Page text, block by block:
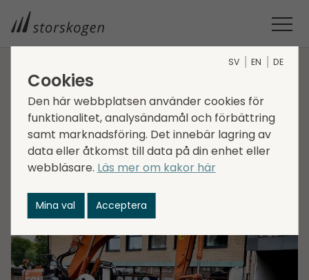
STORSKOGEN
STORSKOGEN FÖRVÄRVAR FON ANLEGG
Storskogen förvärvar
Fon Anlegg
2021-11-03
Transactions, Services
SV EN DE
Cookies
Den här webbplatsen använder cookies för
funktionalitet, analysändamål och förbättring
samt marknadsföring. Det innebär lagring av
data eller åtkomst till data på din enhet eller
webbläsare. Läs mer om kakor här
Mina val Acceptera